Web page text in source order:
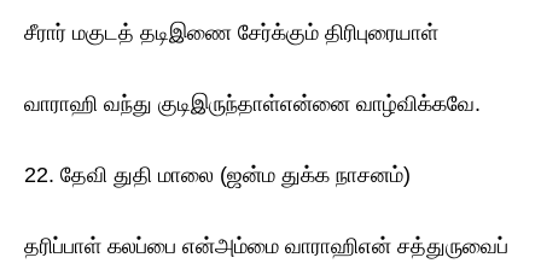
சீரார் மகுடத் தடிஇணை சேர்க்கும் திரிபுரையாள்
வாராஹி வந்து குடிஇருந்தாள்என்னை வாழ்விக்கவே.
22. தேவி துதி மாலை (ஜன்ம துக்க நாசனம்)
தரிப்பாள் கலப்பை என்அம்மை வாராஹிஎன் சத்துருவைப்